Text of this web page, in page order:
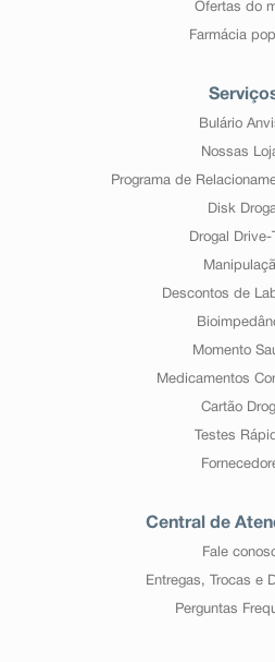
Ofertas do
Farmácia
Bulário
Nossas
Programa de
Disk
Drogal Drive-
Descontos de
Momento
Medicamentos
Cartão
Testes
Central de
Fale
Entregas, Trocas e
Perguntas